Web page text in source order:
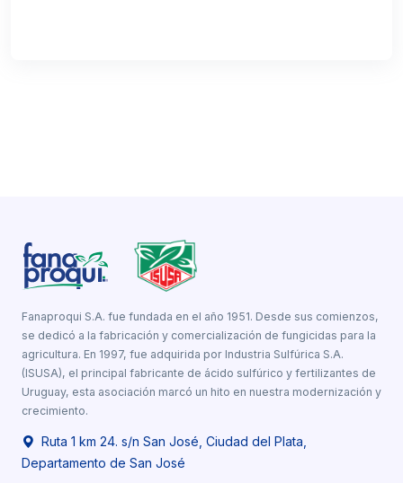
Fanaproqui S.A. fue fundada en el año 1951. Desde sus comienzos,
se dedicó a la fabricación y comercialización de fungicidas para la
agricultura. En 1997, fue adquirida por Industria Sulfúrica S.A.
(ISUSA), el principal fabricante de ácido sulfúrico y fertilizantes de
Uruguay, esta asociación marcó un hito en nuestra modernización y
crecimiento.
Ruta 1 km 24. s/n San José, Ciudad del Plata,
Departamento de San José